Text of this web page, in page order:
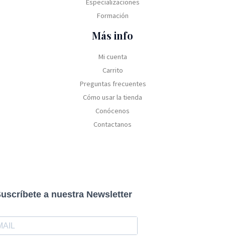
Especializaciones
Formación
Más info
Mi cuenta
Carrito
Preguntas frecuentes
Cómo usar la tienda
Conócenos
Contactanos
a nuestra Newsletter